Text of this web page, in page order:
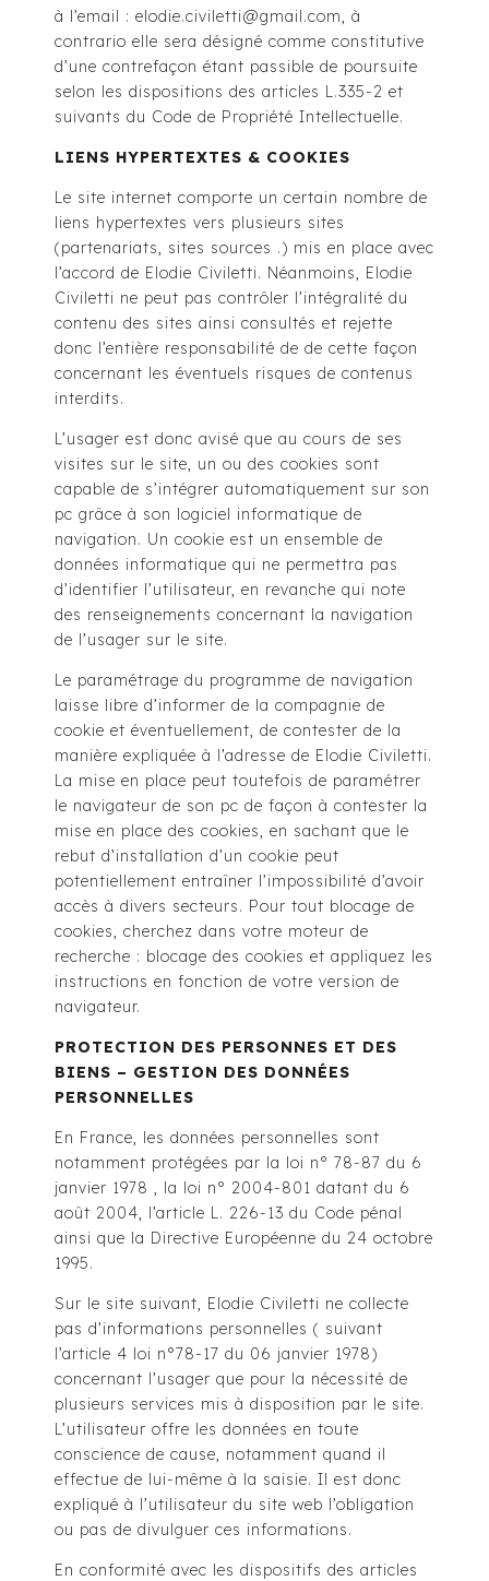
à l’email : elodie.civiletti@gmail.com, à
contrario elle sera désigné comme constitutive
d’une contrefaçon étant passible de poursuite
selon les dispositions des articles L.335-2 et
suivants du Code de Propriété Intellectuelle.
LIENS HYPERTEXTES & COOKIES
Le site internet comporte un certain nombre de
liens hypertextes vers plusieurs sites
(partenariats, sites sources .) mis en place avec
l’accord de Elodie Civiletti. Néanmoins, Elodie
Civiletti ne peut pas contrôler l’intégralité du
contenu des sites ainsi consultés et rejette
donc l’entière responsabilité de de cette façon
concernant les éventuels risques de contenus
interdits.
L’usager est donc avisé que au cours de ses
visites sur le site, un ou des cookies sont
capable de s’intégrer automatiquement sur son
pc grâce à son logiciel informatique de
navigation. Un cookie est un ensemble de
données informatique qui ne permettra pas
d’identifier l’utilisateur, en revanche qui note
des renseignements concernant la navigation
de l’usager sur le site.
Le paramétrage du programme de navigation
laisse libre d’informer de la compagnie de
cookie et éventuellement, de contester de la
manière expliquée à l’adresse de Elodie Civiletti.
La mise en place peut toutefois de paramétrer
le navigateur de son pc de façon à contester la
mise en place des cookies, en sachant que le
rebut d’installation d’un cookie peut
potentiellement entraîner l’impossibilité d’avoir
accès à divers secteurs. Pour tout blocage de
cookies, cherchez dans votre moteur de
recherche : blocage des cookies et appliquez les
instructions en fonction de votre version de
navigateur.
PROTECTION DES PERSONNES ET DES
BIENS – GESTION DES DONNÉES
PERSONNELLES
En France, les données personnelles sont
notamment protégées par la loi n° 78-87 du 6
janvier 1978 , la loi n° 2004-801 datant du 6
août 2004, l’article L. 226-13 du Code pénal
ainsi que la Directive Européenne du 24 octobre
1995.
Sur le site suivant, Elodie Civiletti ne collecte
pas d’informations personnelles ( suivant
l’article 4 loi n°78-17 du 06 janvier 1978)
concernant l’usager que pour la nécessité de
plusieurs services mis à disposition par le site.
L’utilisateur offre les données en toute
conscience de cause, notamment quand il
effectue de lui-même à la saisie. Il est donc
expliqué à l’utilisateur du site web l’obligation
ou pas de divulguer ces informations.
En conformité avec les dispositifs des articles